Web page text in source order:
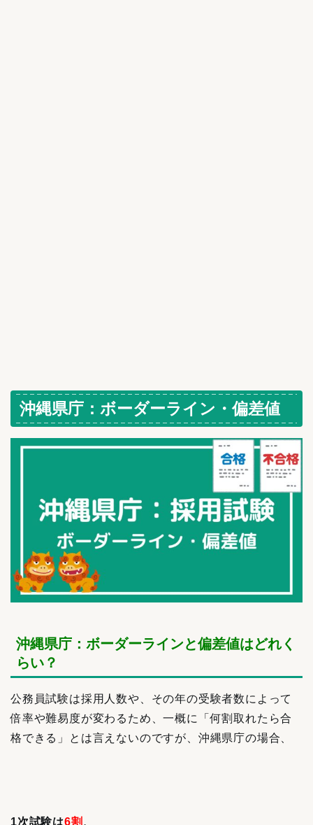
沖縄県庁：ボーダーライン・偏差値
沖縄県庁：ボーダーラインと偏差値はどれく
らい？
公務員試験は採用人数や、その年の受験者数によって
倍率や難易度が変わるため、一概に「何割取れたら合
格できる」とは言えないのですが、沖縄県庁の場合、
1次試験は6割 、